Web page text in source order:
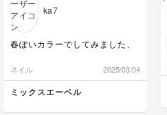
ka7
春ぽいカラーでしてみました、
ネイル 2025/03/04
ミックスエーベル